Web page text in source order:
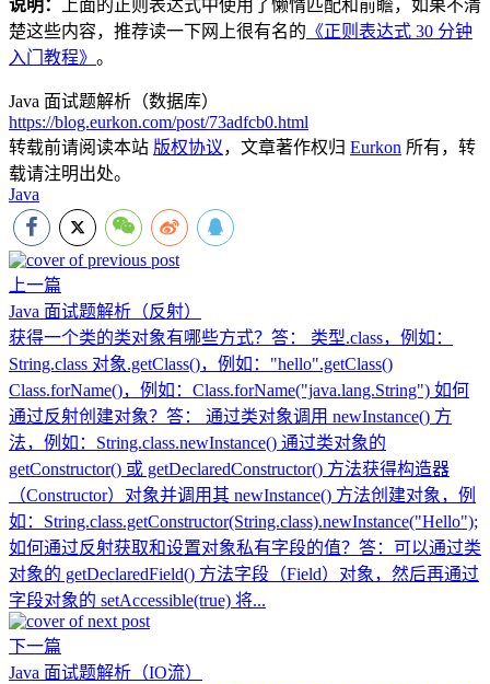
说明：
上面的正则表达式中使用了懒惰匹配和前瞻，如果不清
楚这些内容，推荐读一下网上很有名的 《正则表达式 30 分钟
入门教程》 。
Java 面试题解析（数据库）
https://blog.eurkon.com/post/73adfcb0.html
转载前请阅读本站 版权协议，文章著作权归 Eurkon 所有，转
载请注明出处。
Java
上一篇
Java 面试题解析（反射）
获得一个类的类对象有哪些方式？答： 类型.class，例如：
String.class 对象.getClass()，例如："hello".getClass()
Class.forName()，例如：Class.forName("java.lang.String") 如何
通过反射创建对象？答： 通过类对象调用 newInstance() 方
法，例如：String.class.newInstance() 通过类对象的
getConstructor() 或 getDeclaredConstructor() 方法获得构造器
（Constructor）对象并调用其 newInstance() 方法创建对象，例
如：String.class.getConstructor(String.class).newInstance("Hello");
如何通过反射获取和设置对象私有字段的值？答：可以通过类
对象的 getDeclaredField() 方法字段（Field）对象，然后再通过
字段对象的 setAccessible(true) 将...
下一篇
Java 面试题解析（IO流）